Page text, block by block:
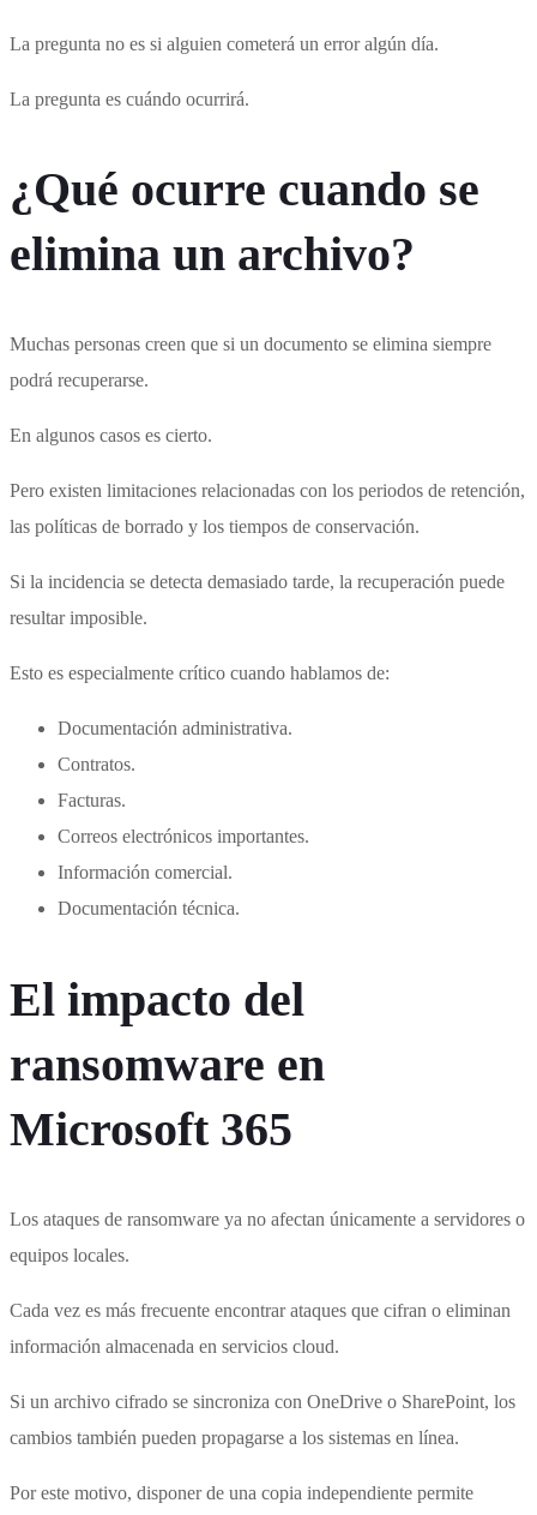
La pregunta no es si alguien cometerá un error algún día.
La pregunta es cuándo ocurrirá.
¿Qué ocurre cuando se
elimina un archivo?
Muchas personas creen que si un documento se elimina siempre
podrá recuperarse.
En algunos casos es cierto.
Pero existen limitaciones relacionadas con los periodos de retención,
las políticas de borrado y los tiempos de conservación.
Si la incidencia se detecta demasiado tarde, la recuperación puede
resultar imposible.
Esto es especialmente crítico cuando hablamos de:
Documentación administrativa.
Contratos.
Facturas.
Correos electrónicos importantes.
Información comercial.
Documentación técnica.
El impacto del
ransomware en
Microsoft 365
Los ataques de ransomware ya no afectan únicamente a servidores o
equipos locales.
Cada vez es más frecuente encontrar ataques que cifran o eliminan
información almacenada en servicios cloud.
Si un archivo cifrado se sincroniza con OneDrive o SharePoint, los
cambios también pueden propagarse a los sistemas en línea.
Por este motivo, disponer de una copia independiente permite